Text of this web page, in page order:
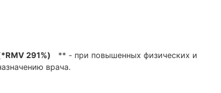
291%) ** - при повышенных физических и
врача.